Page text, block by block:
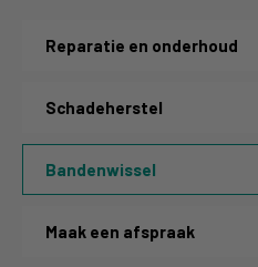
Reparatie en onderhoud
Schadeherstel
Bandenwissel
Maak een afspraak